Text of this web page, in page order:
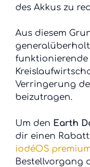
des Akkus zu
Aus diesem
funktionierende
Verringerung
beizutragen.
Um den Earth
dir einen
iodéOS
Bestellvorgang